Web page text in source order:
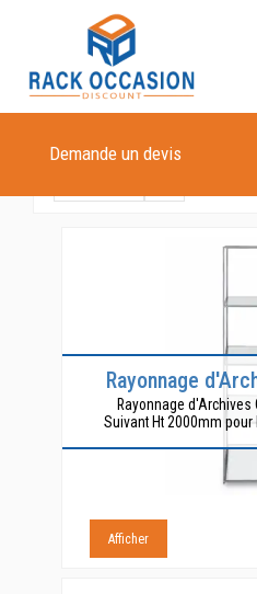
Demande un devis
Rayonnage d'Archives Galvanisé
Rayonnage
Rayonnage
Rayonnage
Suivant Ht 2000mm pour
Afficher